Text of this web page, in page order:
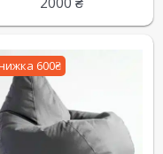
600₴